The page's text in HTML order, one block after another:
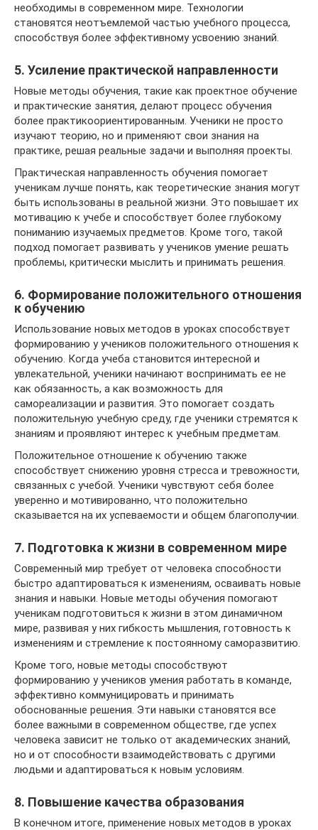
необходимы в современном мире. Технологии
становятся неотъемлемой частью учебного процесса,
способствуя более эффективному усвоению знаний.
5. Усиление практической направленности
Новые методы обучения, такие как проектное обучение
и практические занятия, делают процесс обучения
более практикоориентированным. Ученики не просто
изучают теорию, но и применяют свои знания на
практике, решая реальные задачи и выполняя проекты.
Практическая направленность обучения помогает
ученикам лучше понять, как теоретические знания могут
быть использованы в реальной жизни. Это повышает их
мотивацию к учебе и способствует более глубокому
пониманию изучаемых предметов. Кроме того, такой
подход помогает развивать у учеников умение решать
проблемы, критически мыслить и принимать решения.
6. Формирование положительного отношения
к обучению
Использование новых методов в уроках способствует
формированию у учеников положительного отношения к
обучению. Когда учеба становится интересной и
увлекательной, ученики начинают воспринимать ее не
как обязанность, а как возможность для
самореализации и развития. Это помогает создать
положительную учебную среду, где ученики стремятся к
знаниям и проявляют интерес к учебным предметам.
Положительное отношение к обучению также
способствует снижению уровня стресса и тревожности,
связанных с учебой. Ученики чувствуют себя более
уверенно и мотивированно, что положительно
сказывается на их успеваемости и общем благополучии.
7. Подготовка к жизни в современном мире
Современный мир требует от человека способности
быстро адаптироваться к изменениям, осваивать новые
знания и навыки. Новые методы обучения помогают
ученикам подготовиться к жизни в этом динамичном
мире, развивая у них гибкость мышления, готовность к
изменениям и стремление к постоянному саморазвитию.
Кроме того, новые методы способствуют
формированию у учеников умения работать в команде,
эффективно коммуницировать и принимать
обоснованные решения. Эти навыки становятся все
более важными в современном обществе, где успех
человека зависит не только от академических знаний,
но и от способности взаимодействовать с другими
людьми и адаптироваться к новым условиям.
8. Повышение качества образования
В конечном итоге, применение новых методов в уроках